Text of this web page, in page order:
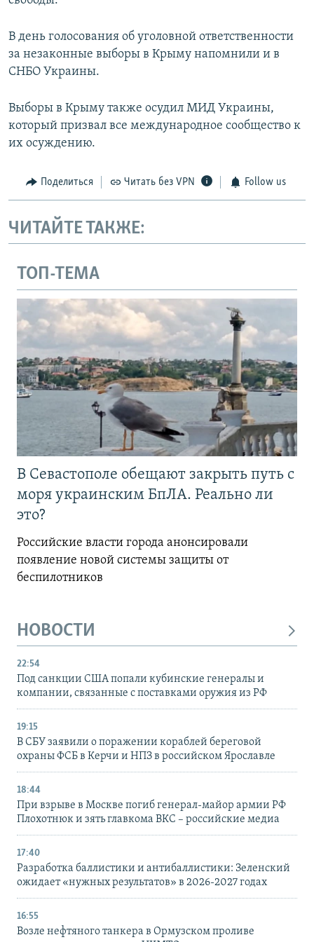
В день голосования об уголовной ответственности
за незаконные выборы в Крыму напомнили и в
СНБО Украины.
Выборы в Крыму также осудил МИД Украины,
который призвал все международное сообщество к
их осуждению.
Поделиться Читать без VPN Follow us
ЧИТАЙТЕ ТАКЖЕ:
ТОП-ТЕМА
В Севастополе обещают закрыть путь с
моря украинским БпЛА. Реально ли
это?
Российские власти города анонсировали
появление новой системы защиты от
беспилотников
НОВОСТИ
22:54
Под санкции США попали кубинские генералы и
компании, связанные с поставками оружия из РФ
19:15
В СБУ заявили о поражении кораблей береговой
охраны ФСБ в Керчи и НПЗ в российском Ярославле
18:44
При взрыве в Москве погиб генерал-майор армии РФ
Плохотнюк и зять главкома ВКС – российские медиа
17:40
Разработка баллистики и антибаллистики: Зеленский
ожидает «нужных результатов» в 2026-2027 годах
16:55
Возле нефтяного танкера в Ормузском проливе